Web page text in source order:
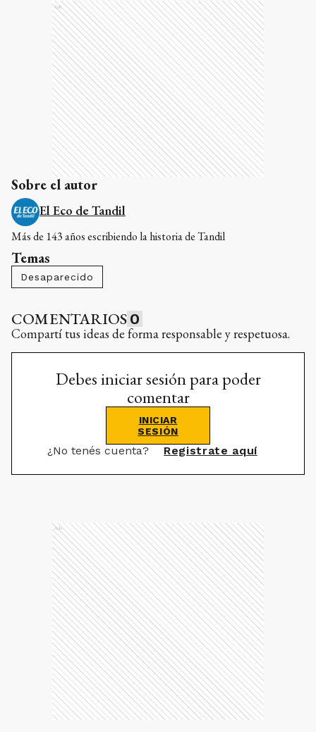
Ads
Sobre el autor
El Eco de Tandil
Más de 143 años escribiendo la historia de Tandil
Temas
Desaparecido
COMENTARIOS 0
Compartí tus ideas de forma responsable y respetuosa.
Debes iniciar sesión para poder
comentar
INICIAR
SESIÓN
¿No tenés cuenta? Registrate aquí
Ads